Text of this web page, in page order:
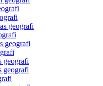
geografi
geografi
geografi
geografi